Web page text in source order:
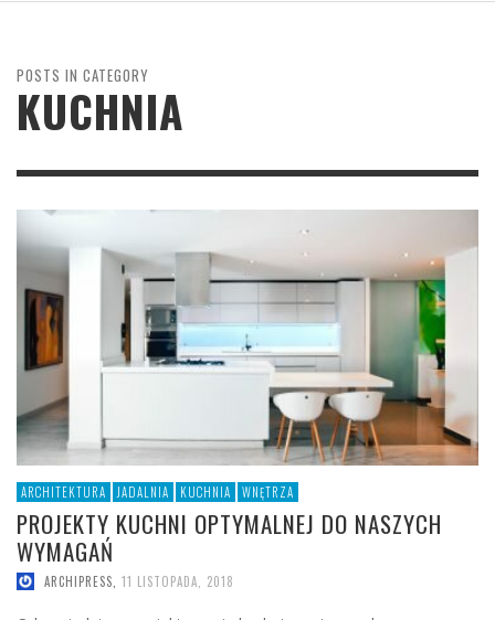
POSTS IN CATEGORY
KUCHNIA
ARCHITEKTURA JADALNIA KUCHNIA WNĘTRZA
PROJEKTY KUCHNI OPTYMALNEJ DO NASZYCH
WYMAGAŃ
ARCHIPRESS 11 LISTOPADA, 2018